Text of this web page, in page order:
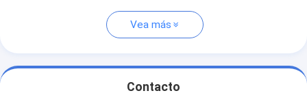
Vea más
Contacto